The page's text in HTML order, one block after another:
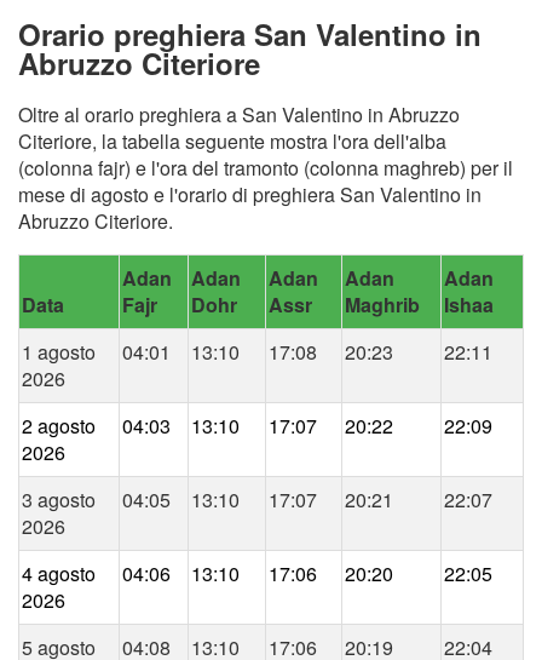
Orario preghiera San Valentino in
Abruzzo Citeriore
Oltre al orario preghiera a San Valentino in Abruzzo
Citeriore, la tabella seguente mostra l'ora dell'alba
(colonna fajr) e l'ora del tramonto (colonna maghreb) per il
mese di agosto e l'orario di preghiera San Valentino in
Abruzzo Citeriore.
Data
Adan
Fajr
Adan
Dohr
Adan
Assr
Adan
Maghrib
Adan
Ishaa
1 agosto
2026
04:01 13:10 17:08 20:23 22:11
2 agosto
2026
04:03 13:10 17:07 20:22 22:09
3 agosto
2026
04:05 13:10 17:07 20:21 22:07
4 agosto
2026
04:06 13:10 17:06 20:20 22:05
5 agosto 04:08 13:10 17:06 20:19 22:04